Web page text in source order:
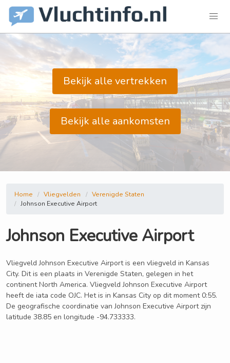
Bekijk alle vertrekken
Bekijk alle aankomsten
Home Vliegvelden
Verenigde Staten
Johnson Executive Airport
Johnson Executive Airport
Vliegveld Johnson Executive Airport is een vliegveld in Kansas
City. Dit is een plaats in Verenigde Staten, gelegen in het
continent North America. Vliegveld Johnson Executive Airport
heeft de iata code OJC. Het is in Kansas City op dit moment 0:55.
De geografische coordinatie van Johnson Executive Airport zijn
latitude 38.85 en longitude -94.733333.